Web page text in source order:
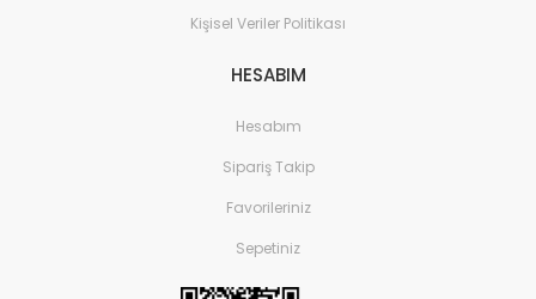
Kişisel Veriler Politikası
HESABIM
Hesabım
Sipariş Takip
Favorileriniz
Sepetiniz